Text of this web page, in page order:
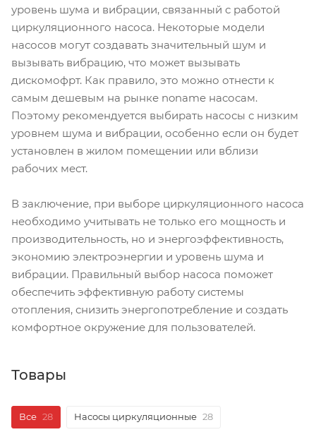
уровень шума и вибрации, связанный с работой
циркуляционного насоса. Некоторые модели
насосов могут создавать значительный шум и
вызывать вибрацию, что может вызывать
дискомофрт. Как правило, это можно отнести к
самым дешевым на рынке noname насосам.
Поэтому рекомендуется выбирать насосы с низким
уровнем шума и вибрации, особенно если он будет
установлен в жилом помещении или вблизи
рабочих мест.
В заключение, при выборе циркуляционного насоса
необходимо учитывать не только его мощность и
производительность, но и энергоэффективность,
экономию электроэнергии и уровень шума и
вибрации. Правильный выбор насоса поможет
обеспечить эффективную работу системы
отопления, снизить энергопотребление и создать
комфортное окружение для пользователей.
Товары
Все 28 Насосы циркуляционные 28